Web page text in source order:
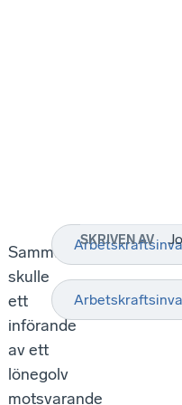
Sammantaget
skulle
ett
införande
av ett
lönegolv
motsvarande
SKRIVEN AV